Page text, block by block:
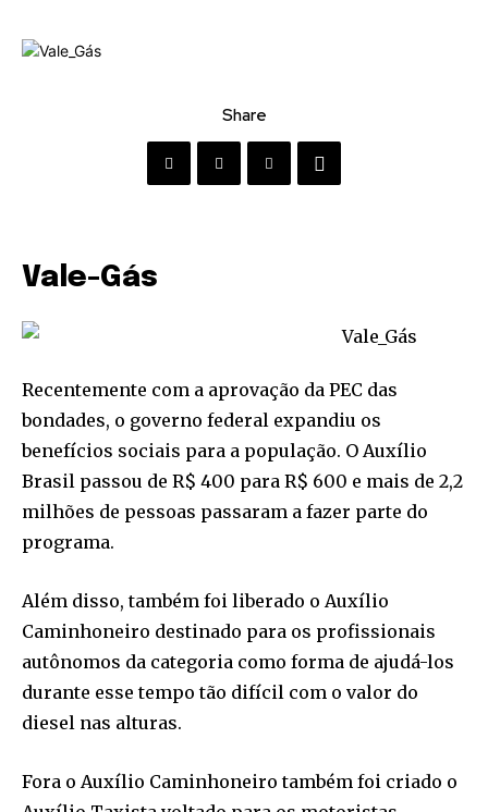
Share
Vale-Gás
Recentemente com a aprovação da PEC das
bondades, o governo federal expandiu os
benefícios sociais para a população. O Auxílio
Brasil passou de R$ 400 para R$ 600 e mais de 2,2
milhões de pessoas passaram a fazer parte do
programa.
Além disso, também foi liberado o Auxílio
Caminhoneiro destinado para os profissionais
autônomos da categoria como forma de ajudá-los
durante esse tempo tão difícil com o valor do
diesel nas alturas.
Fora o Auxílio Caminhoneiro também foi criado o